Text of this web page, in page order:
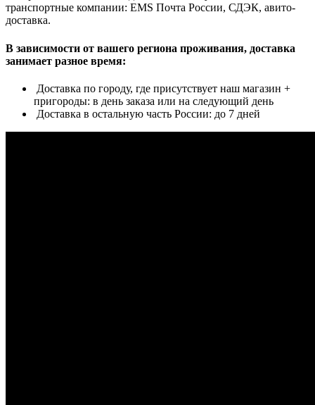
транспортные компании: EMS Почта России, СДЭК, авито-
доставка.
В зависимости от вашего региона проживания, доставка
занимает разное время:
Доставка по городу, где присутствует наш магазин +
пригороды: в день заказа или на следующий день
Доставка в остальную часть России: до 7 дней